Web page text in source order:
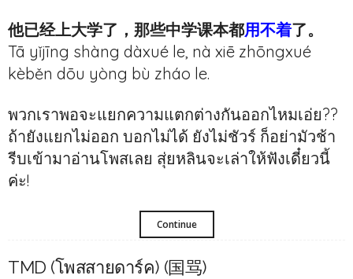
他已经上大学了，那些中学课本都用不着了。
Tā yǐjīng shàng dàxué le, nà xiē zhōngxué
kèběn dōu yòng bù zháo le.
พวกเราพอจะแยกความแตกต่างกันออกไหมเอ่ย??
ถ้ายังแยกไม่ออก บอกไม่ได้ ยังไม่ชัวร์ ก็อย่ามัวช้า
รีบเข้ามาอ่านโพสเลย สุ่ยหลินจะเล่าให้ฟังเดี๋ยวนี้
ค่ะ!
Continue
TMD (โพสสายดาร์ค) (国骂)